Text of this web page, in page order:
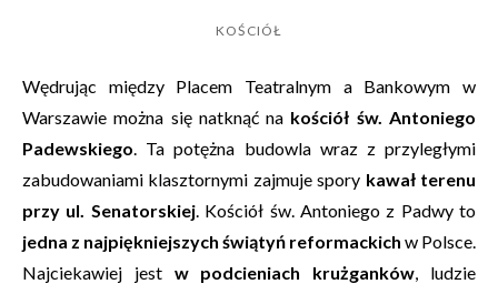
KOŚCIÓŁ
Wędrując między Placem Teatralnym a Bankowym w
Warszawie można się natknąć na kościół św. Antoniego
Padewskiego. Ta potężna budowla wraz z przyległymi
zabudowaniami klasztornymi zajmuje spory kawał terenu
przy ul. Senatorskiej. Kościół św. Antoniego z Padwy to
jedna z najpiękniejszych świątyń reformackich w Polsce.
Najciekawiej jest w podcieniach krużganków, ludzie